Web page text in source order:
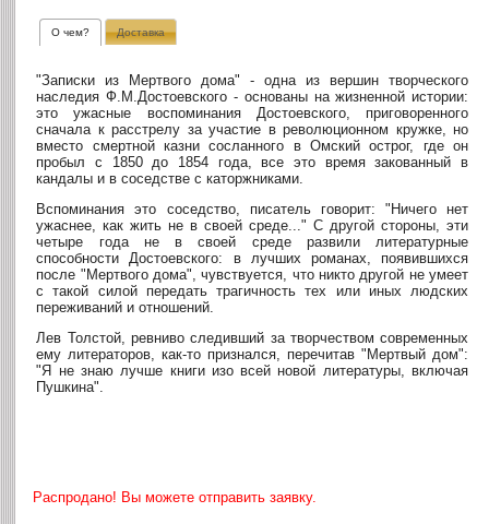
О чем? Доставка
"Записки из Мертвого дома" - одна из вершин творческого
наследия Ф.М.Достоевского - основаны на жизненной истории:
это ужасные воспоминания Достоевского, приговоренного
сначала к расстрелу за участие в революционном кружке, но
вместо смертной казни сосланного в Омский острог, где он
пробыл с 1850 до 1854 года, все это время закованный в
кандалы и в соседстве с каторжниками.
Вспоминания это соседство, писатель говорит: "Ничего нет
ужаснее, как жить не в своей среде..." С другой стороны, эти
четыре года не в своей среде развили литературные
способности Достоевского: в лучших романах, появившихся
после "Мертвого дома", чувствуется, что никто другой не умеет
с такой силой передать трагичность тех или иных людских
переживаний и отношений.
Лев Толстой, ревниво следивший за творчеством современных
ему литераторов, как-то признался, перечитав "Мертвый дом":
"Я не знаю лучше книги изо всей новой литературы, включая
Пушкина".
Распродано! Вы можете отправить заявку.